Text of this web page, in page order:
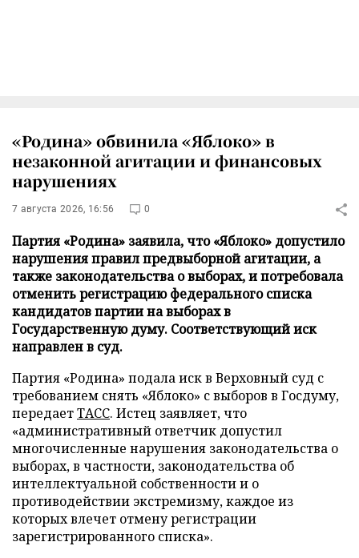
«Родина» обвинила «Яблоко» в
незаконной агитации и финансовых
нарушениях
7 августа 2026, 16:56 0
Партия «Родина» заявила, что «Яблоко» допустило
нарушения правил предвыборной агитации, а
также законодательства о выборах, и потребовала
отменить регистрацию федерального списка
кандидатов партии на выборах в
Государственную думу. Соответствующий иск
направлен в суд.
Партия «Родина» подала иск в Верховный суд с
требованием снять «Яблоко» с выборов в Госдуму,
передаетТАСС. Истец заявляет, что
«административный ответчик допустил
многочисленные нарушения законодательства о
выборах, в частности, законодательства об
интеллектуальной собственности и о
противодействии экстремизму, каждое из
которых влечет отмену регистрации
зарегистрированного списка».